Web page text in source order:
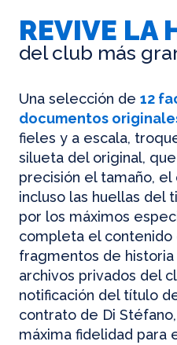
REVIVE LA
del club más
Una selección de 12
documentos
fieles y a escala,
silueta del original,
precisión el tamaño,
incluso las huellas del
por los máximos
completa el contenido
fragmentos de
archivos privados del
notificación del título
contrato de Di
máxima fidelidad para